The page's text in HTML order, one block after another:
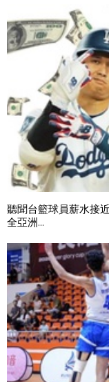
聽聞台籃球員薪水接
全亞洲...